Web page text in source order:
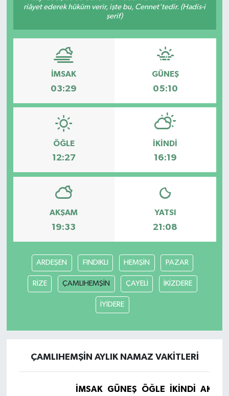
riâyet ederek hüküm verir, işte bu, Cennet'tedir. (Hadis-i
şerif)
İMSAK
03:29
GÜNEŞ
05:10
ÖĞLE
12:27
İKINDI
16:19
AKŞAM
19:33
YATSI
21:08
ARDEŞEN FINDIKLI HEMŞİN PAZAR
RİZE ÇAMLIHEMŞİN ÇAYELİ İKİZDERE
İYİDERE
ÇAMLIHEMŞİN AYLIK NAMAZ VAKITLERI
İMSAK GÜNEŞ ÖĞLE İKINDI